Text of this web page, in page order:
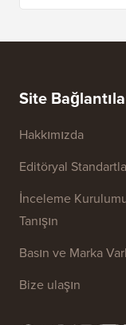
Site
Hakkımızda
Editöryal
İnceleme
Tanışın
Basın ve Marka
Bize ulaşın